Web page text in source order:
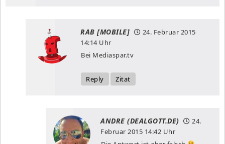
RAB [MOBILE]
24. Februar 2015
14:14 Uhr
Bei Mediaspar.tv
Reply Zitat
ANDRE (DEALGOTT.DE)
24.
Februar 2015 14:42 Uhr